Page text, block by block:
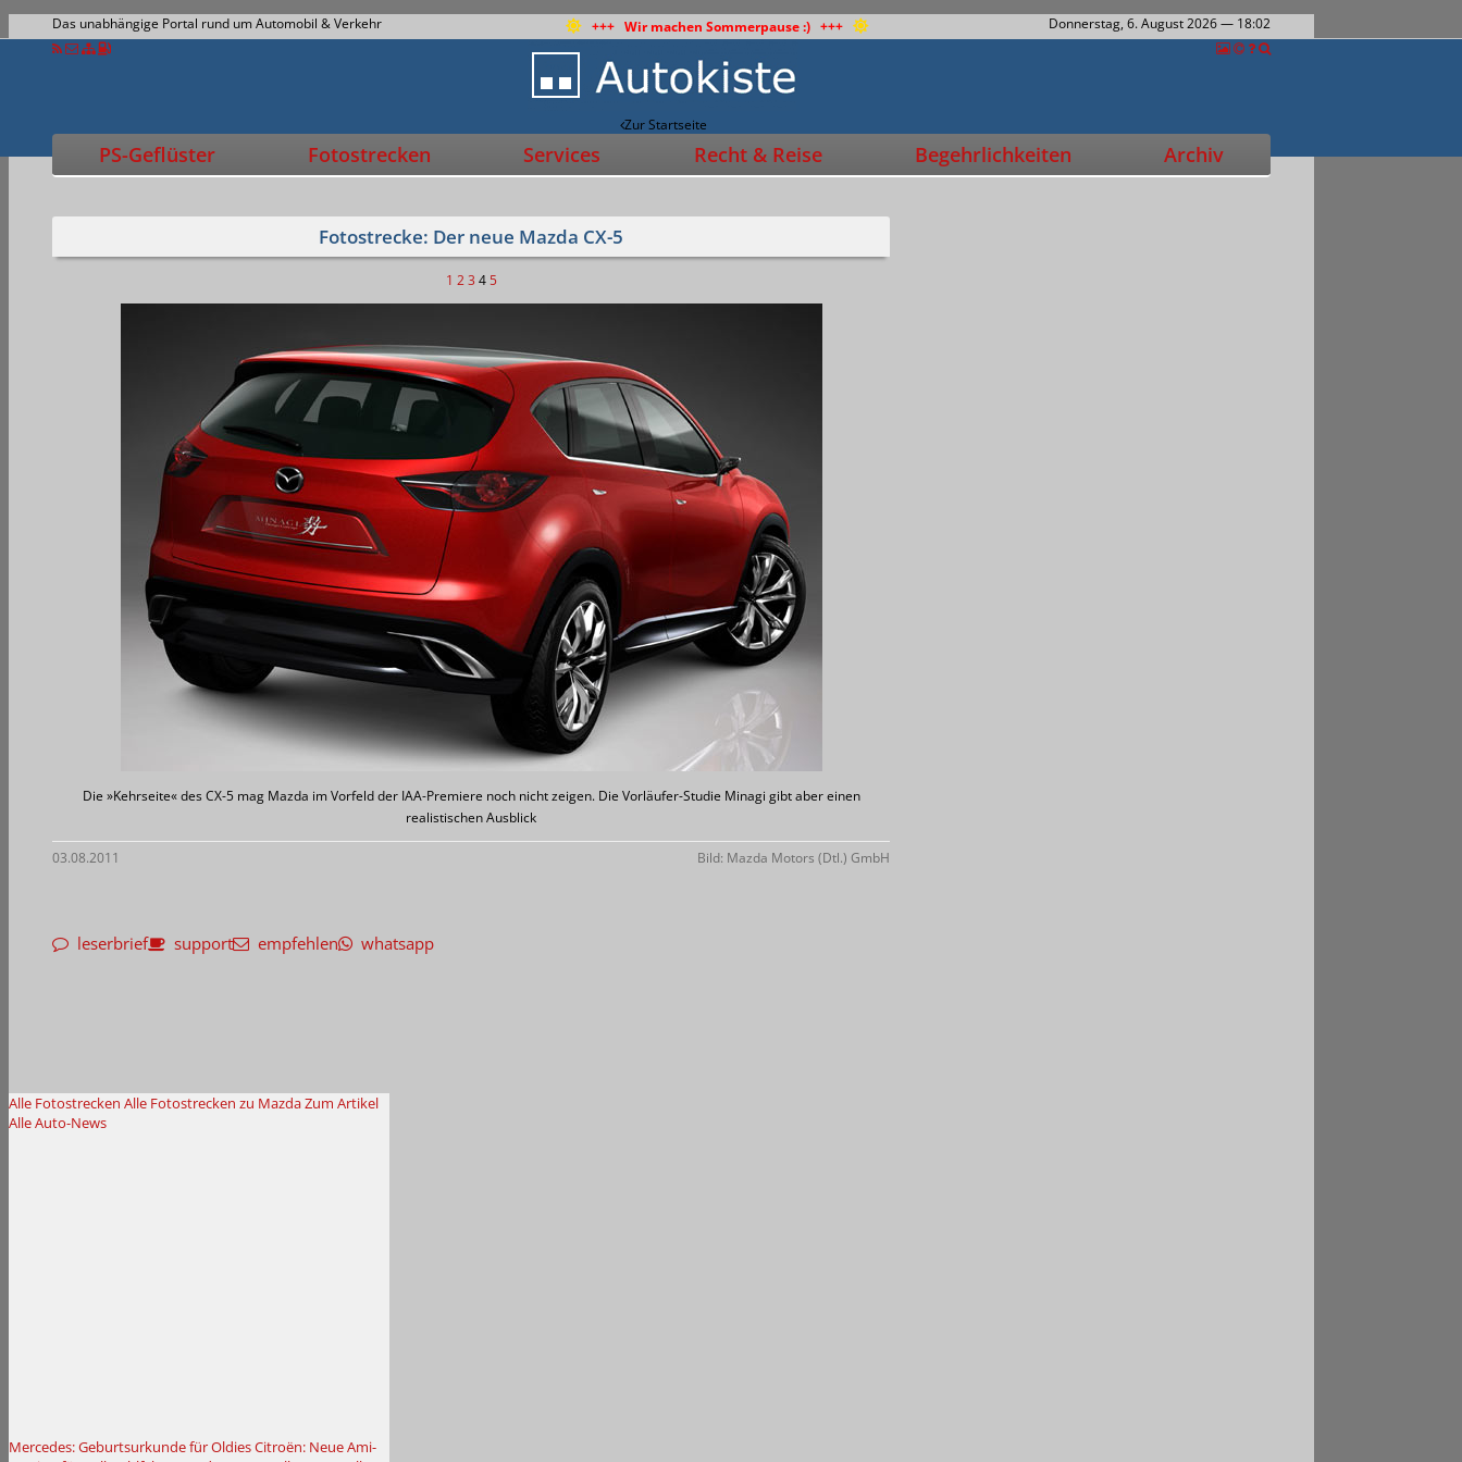
Das unabhängige Portal rund um Automobil & Verkehr +++ Wir machen Sommerpause :) +++ Donnerstag, 6. August 2026— 18:02
Zur Startseite
PS-Geflüster Fotostrecken Services Recht & Reise Begehrlichkeiten Archiv
Fotostrecke: Der neue Mazda CX-5
1 2 3 4 5
Die »Kehrseite« des CX-5 mag Mazda im Vorfeld der IAA-Premiere noch nicht zeigen. Die Vorläufer-Studie Minagi gibt aber einen
realistischen Ausblick
03.08.2011 Bild: Mazda Motors (Dtl.) GmbH
leserbrief support empfehlen whatsapp
Alle Fotostrecken Alle Fotostrecken zu MazdaZum Artikel
Alle Auto-News
Mercedes: Geburtsurkunde für OldiesCitroën: Neue Ami-